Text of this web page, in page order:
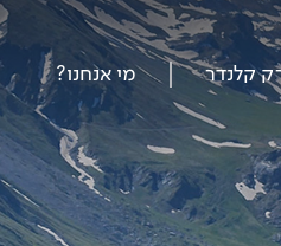
קלנדר מי אנחנו?